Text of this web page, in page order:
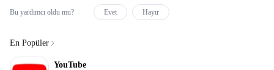
Bu yardımcı oldu mu? Evet Hayır
En Popüler
YouTube